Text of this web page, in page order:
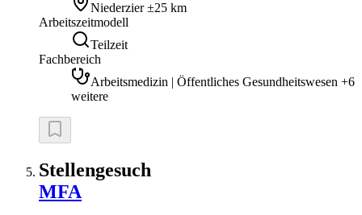
Niederzier±25 km
Arbeitszeitmodell
Teilzeit
Fachbereich
Arbeitsmedizin | Öffentliches Gesundheitswesen +6
weitere
Stellengesuch
MFA